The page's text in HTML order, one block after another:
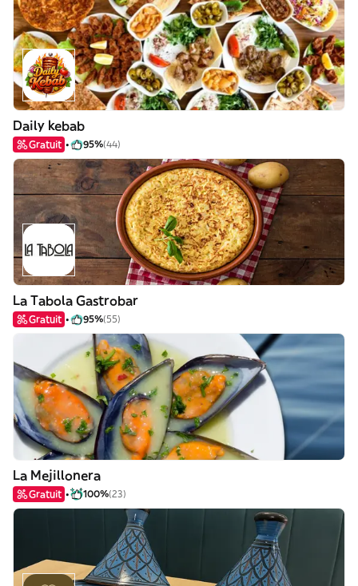
Daily kebab
Gratuit 95%(44)
La Tabola Gastrobar
Gratuit 95%(55)
La Mejillonera
Gratuit 100%(23)